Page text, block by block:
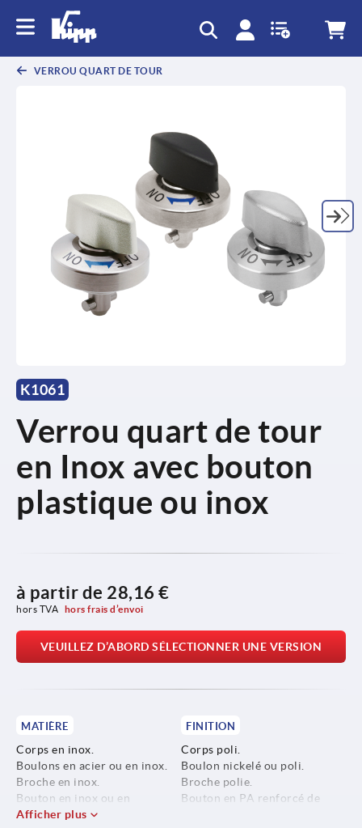
VERROU QUART DE TOUR
K1061
Verrou quart de tour
en Inox avec bouton
plastique ou inox
à partir de 28,16 €
hors TVA hors frais d’envoi
VEUILLEZ D’ABORD SÉLECTIONNER UNE VERSION
MATIÈRE
Corps en inox.
Boulons en acier ou en inox.
Broche en inox.
Bouton en inox ou en
thermoplastique PA
FINITION
Corps poli.
Boulon nickelé ou poli.
Broche polie.
Bouton en PA renforcé de
Afficher plus